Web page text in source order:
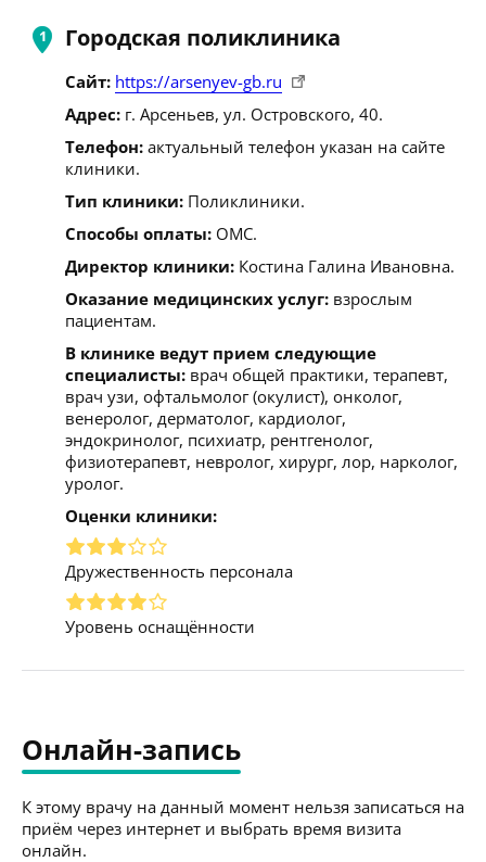
Городская поликлиника
Сайт: https://arsenyev-gb.ru
Адрес: г. Арсеньев, ул. Островского, 40.
Телефон: актуальный телефон указан на сайте
клиники.
Тип клиники: Поликлиники.
Способы оплаты: ОМС.
Директор клиники: Костина Галина Ивановна.
Оказание медицинских услуг: взрослым
пациентам.
В клинике ведут прием следующие
специалисты: врач общей практики, терапевт,
врач узи, офтальмолог (окулист), онколог,
венеролог, дерматолог, кардиолог,
эндокринолог, психиатр, рентгенолог,
физиотерапевт, невролог, хирург, лор, нарколог,
уролог.
Оценки клиники:
Дружественность персонала
Уровень оснащённости
Онлайн-запись
К этому врачу на данный момент нельзя записаться на
приём через интернет и выбрать время визита
онлайн.